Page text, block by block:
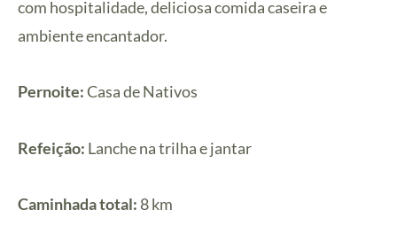
com hospitalidade, deliciosa comida caseira e
ambiente encantador.
Pernoite:Casa de Nativos
Refeição: Lanche na trilha e jantar
Caminhada total: 8 km